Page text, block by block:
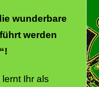
wunderbare
werden
Ihr als